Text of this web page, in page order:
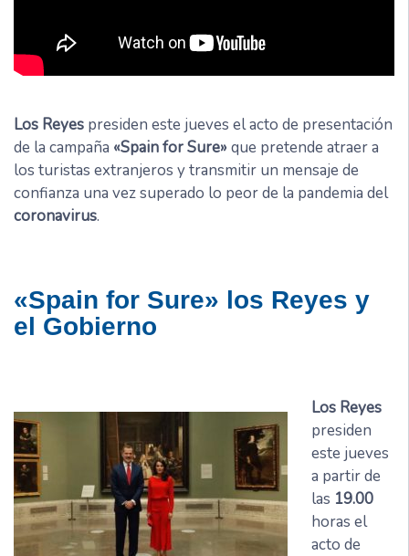
Los Reyes presiden este jueves el acto de presentación
de la campaña «Spain for Sure» que pretende atraer a
los turistas extranjeros y transmitir un mensaje de
confianza una vez superado lo peor de la pandemia del
coronavirus.
«Spain for Sure» los Reyes y
el Gobierno
Los Reyes
presiden
este jueves
a partir de
las 19.00
horas el
acto de